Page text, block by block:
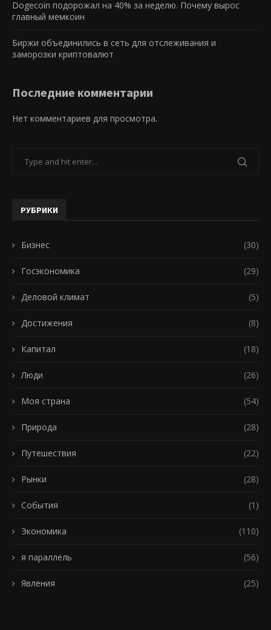
Dogecoin подорожал на 40% за неделю. Почему вырос
главный мемкоин
Биржи объединились в сеть для отслеживания и
заморозки криптовалют
Последние комментарии
Нет комментариев для просмотра.
РУБРИКИ
Бизнес (30)
Госэкономика (29)
Деловой климат (5)
Достижения (8)
Капитал (18)
Люди (26)
Моя страна (54)
Природа (28)
Путешествия (22)
Рынки (28)
События (1)
Экономика (110)
я параллель (56)
Явления (25)